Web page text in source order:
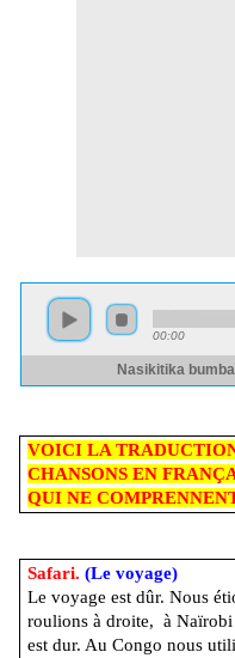
VOICI LA
CHANSONS EN
QUI NE
Safari. (Le voyage)
Le voyage est dûr. Nous
roulions à droite, à Naïrobi
est dur. Au Congo nous